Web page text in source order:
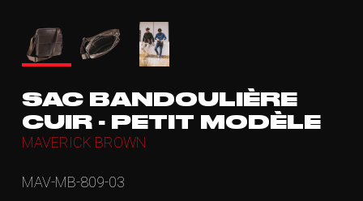
SAC BANDOULIÈRE
CUIR - PETIT MODÈLE
MAVERICK BROWN
MAV-MB-809-03